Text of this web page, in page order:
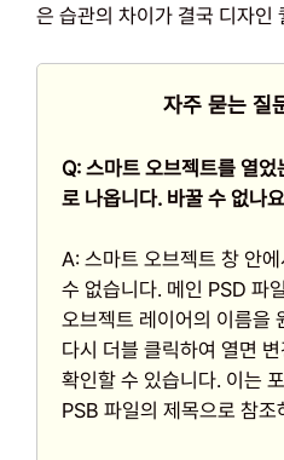
은 습관의 차이가 결국 디자인
자주 묻는 질
Q: 스마트 오브젝트를 열
로 나옵니다. 바꿀 수 없나
A: 스마트 오브젝트 창 안
수 없습니다. 메인 PSD 파
오브젝트 레이어의 이름을
다시 더블 클릭하여 열면
확인할 수 있습니다. 이는
PSB 파일의 제목으로 참조